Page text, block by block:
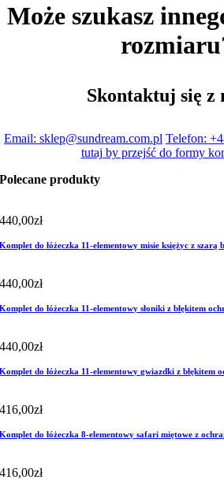
Może szukasz
Skontaktuj się z
Email: sklep@sundream.com.pl Telefon:
tutaj by przejść do formy
Polecane produkty
440,00zł
Komplet do łóżeczka 11-elementowy misie księżyc z szarą
440,00zł
Komplet do łóżeczka 11-elementowy słoniki z błękitem
440,00zł
Komplet do łóżeczka 11-elementowy gwiazdki z błękitem
416,00zł
Komplet do łóżeczka 8-elementowy safari miętowe z
416,00zł